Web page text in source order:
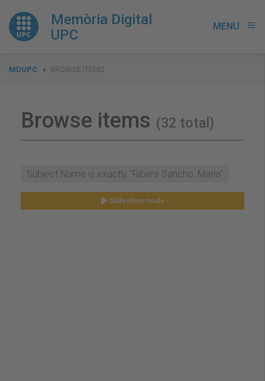
Memòria Digital
UPC
MENU menu
You
MDUPC BROWSE ITEMS
Browse items (32 total)
Subject Name is exactly "Ribera Sancho, María"
Slideshow mode